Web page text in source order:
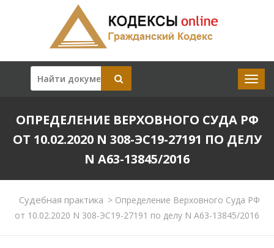
ОПРЕДЕЛЕНИЕ ВЕРХОВНОГО СУДА РФ
ОТ 10.02.2020 N 308-ЭС19-27191 ПО ДЕЛУ
N А63-13845/2016
Судебная практика >Определение Верховного Суда РФ
от 10.02.2020 N 308-ЭС19-27191 по делу N А63-13845/2016